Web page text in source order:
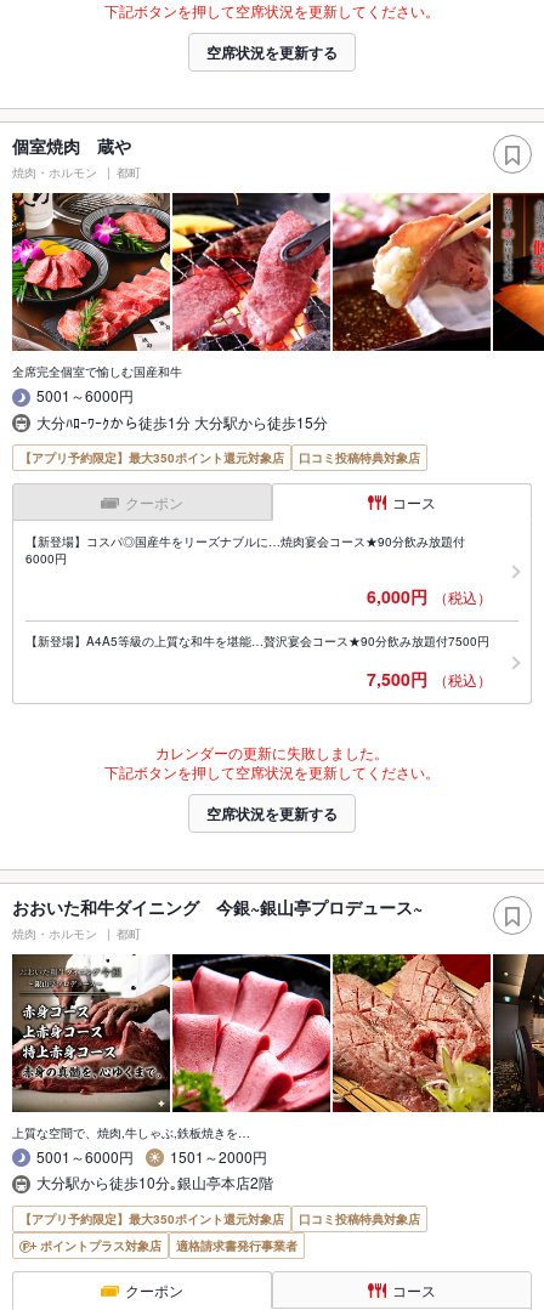
下記ボタンを押して空席状況を更新してください。
空席状況を更新する
個室焼肉 蔵や
焼肉・ホルモン 都町
全席完全個室で愉しむ国産和牛
5001～6000円
大分ﾊﾛｰﾜｰｸから徒歩1分 大分駅から徒歩15分
【アプリ予約限定】最大350ポイント還元対象店 口コミ投稿特典対象店
クーポン コース
【新登場】コスパ◎国産牛をリーズナブルに…焼肉宴会コース★90分飲み放題付
6000円
6,000円 （税込）
【新登場】A4A5等級の上質な和牛を堪能…贅沢宴会コース★90分飲み放題付7500円
7,500円 （税込）
カレンダーの更新に失敗しました。
下記ボタンを押して空席状況を更新してください。
空席状況を更新する
おおいた和牛ダイニング 今銀~銀山亭プロデュース~
焼肉・ホルモン 都町
上質な空間で、焼肉,牛しゃぶ,鉄板焼きを…
5001～6000円
1501～2000円
大分駅から徒歩10分｡銀山亭本店2階
【アプリ予約限定】最大350ポイント還元対象店
口コミ投稿特典対象店
ポイントプラス対象店
適格請求書発行事業者
クーポン コース